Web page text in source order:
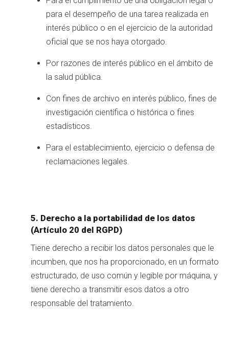
para el desempeño de una tarea realizada en
interés público o en el ejercicio de la autoridad
oficial que se nos haya otorgado.
Por razones de interés público en el ámbito de
la salud pública.
Con fines de archivo en interés público, fines de
investigación científica o histórica o fines
estadísticos.
Para el establecimiento, ejercicio o defensa de
reclamaciones legales.
5. Derecho a la portabilidad de los datos
(Artículo 20 del RGPD)
Tiene derecho a recibir los datos personales que le
incumben, que nos ha proporcionado, en un formato
estructurado, de uso común y legible por máquina, y
tiene derecho a transmitir esos datos a otro
responsable del tratamiento.